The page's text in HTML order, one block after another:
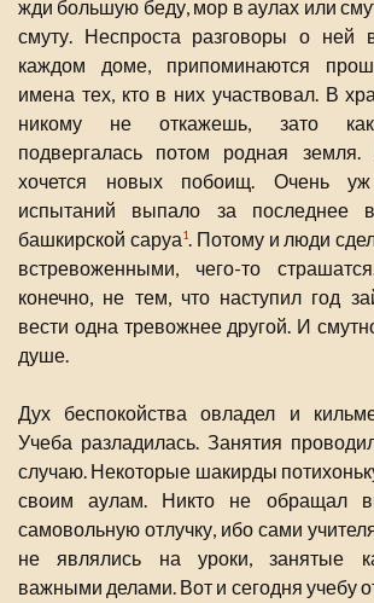
жди большую беду, мор в аулах или
смуту. Неспроста разговоры о ней
каждом доме, припоминаются
имена тех, кто в них участвовал. В
никому не откажешь, зато
подвергалась потом родная
хочется новых побоищ. Очень
испытаний выпало за последнее
башкирской саруа1. Потому и люди
встревоженными, чего-то
конечно, не тем, что наступил год
вести одна тревожнее другой. И
душе.
Дух беспокойства овладел и
Учеба разладилась. Занятия
случаю. Некоторые шакирды
своим аулам. Никто не обращал
самовольную отлучку, ибо сами
не являлись на уроки, занятые
важными делами. Вот и сегодня учебу